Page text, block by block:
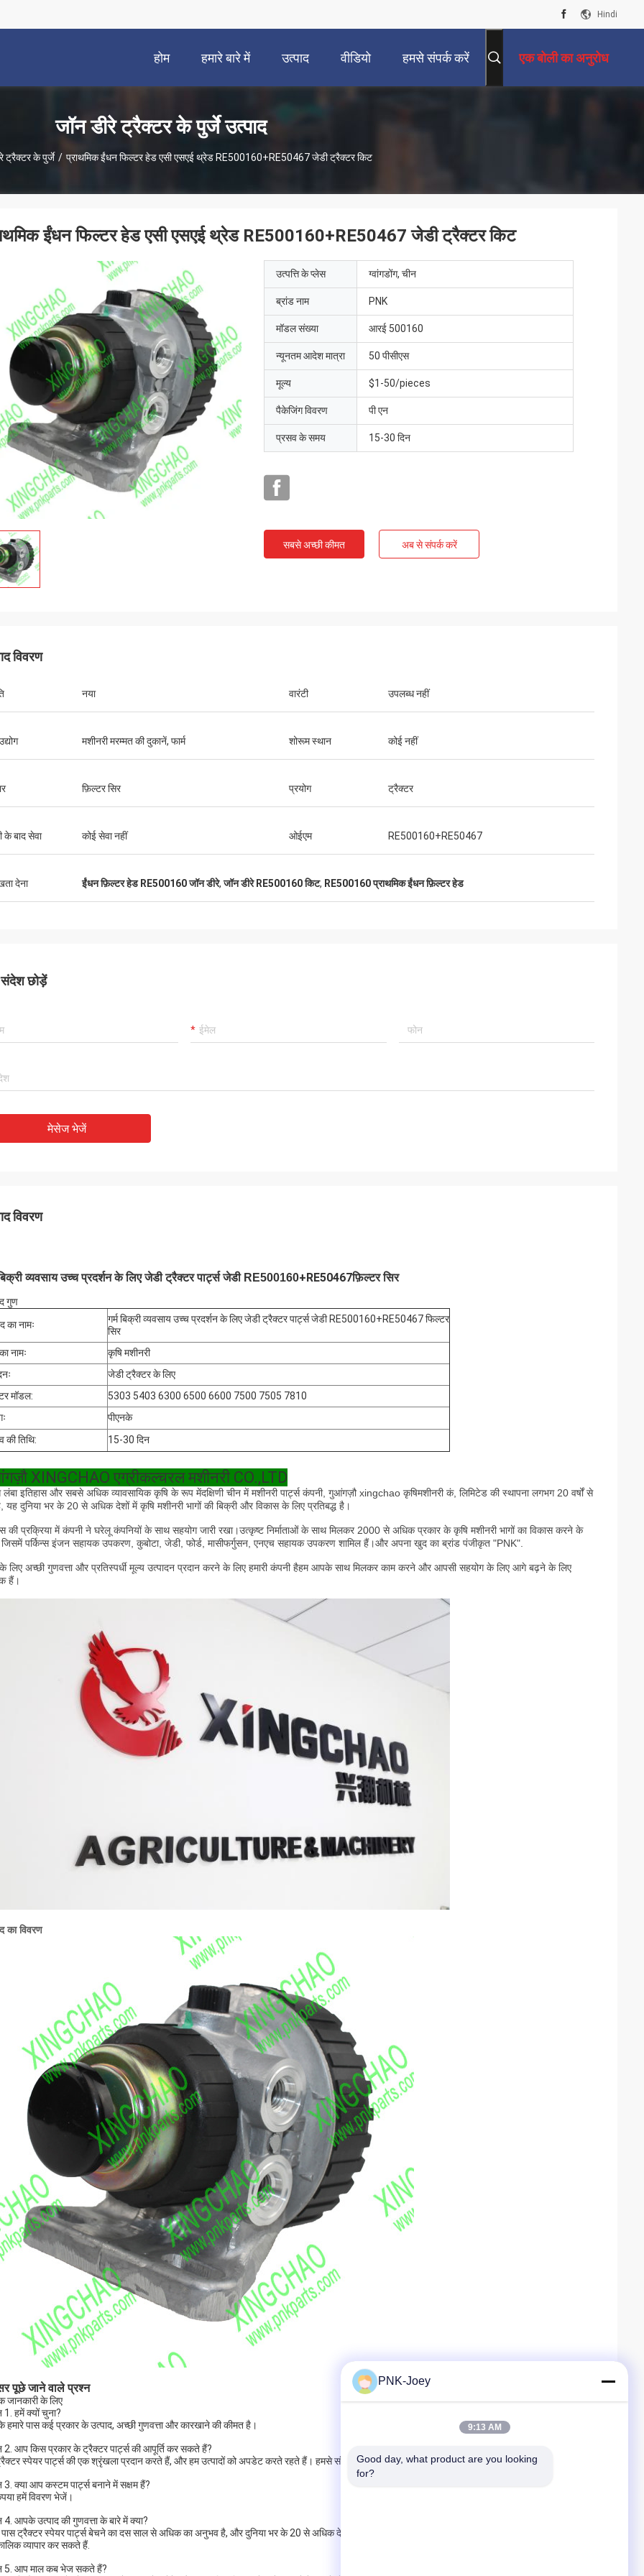
Hindi
होम हमारे बारे में उत्पाद वीडियो हमसे संपर्क करें एक बोली का अनुरोध
जॉन डीरे ट्रैक्टर के पुर्जे उत्पाद
ट्रैक्टर के पुर्जे / प्राथमिक ईंधन फिल्टर हेड एसी एसएई थ्रेड RE500160+RE50467 जेडी ट्रैक्टर किट
ईंधन फिल्टर हेड एसी एसएई थ्रेड RE500160+RE50467 जेडी ट्रैक्टर किट
उत्पत्ति के प्लेस ग्वांगडोंग, चीन
ब्रांड नाम PNK
मॉडल संख्या आरई 500160
न्यूनतम आदेश मात्रा 50 पीसीएस
मूल्य $1-50/pieces
पैकेजिंग विवरण पी एन
प्रसव के समय 15-30 दिन
सबसे अच्छी कीमत अब से संपर्क करें
विवरण
नया वारंटी उपलब्ध नहीं
मशीनरी मरम्मत की दुकानें, फार्म शोरूम स्थान कोई नहीं
फ़िल्टर सिर प्रयोग ट्रैक्टर
के बाद सेवा कोई सेवा नहीं ओईएम RE500160+RE50467
देना ईंधन फ़िल्टर हेड RE500160 जॉन डीरे,जॉन डीरे RE500160 किट, RE500160 प्राथमिक ईंधन फ़िल्टर हेड
छोड़ें
मेसेज भेजें
विवरण
व्यवसाय उच्च प्रदर्शन के लिए जेडी ट्रैक्टर पार्ट्स जेडी RE500160+RE50467फ़िल्टर सिर
गुण
का नामः
गर्म बिक्री व्यवसाय उच्च प्रदर्शन के लिए जेडी ट्रैक्टर पार्ट्स जेडी RE500160+RE50467 फिल्टर
सिर
नामः
कृषि मशीनरी
जेडी ट्रैक्टर के लिए
मॉडल:
5303 5403 6300 6500 6600 7500 7505 7810
पीएनके
की तिथि:
15-30 दिन
XINGCHAO एग्रीकल्चरल मशीनरी CO.,LTD
इतिहास और सबसे अधिक व्यावसायिक कृषि के रूप मेंदक्षिणी चीन में मशीनरी पार्ट्स कंपनी, गुआंगज़ौ xingchao कृषिमशीनरी कं, लिमिटेड की स्थापना लगभग 20 वर्षों से
यह दुनिया भर के 20 से अधिक देशों में कृषि मशीनरी भागों की बिक्री और विकास के लिए प्रतिबद्ध है।
की प्रक्रिया में कंपनी ने घरेलू कंपनियों के साथ सहयोग जारी रखा।उत्कृष्ट निर्माताओं के साथ मिलकर 2000 से अधिक प्रकार के कृषि मशीनरी भागों का विकास करने के
जिसमें पर्किन्स इंजन सहायक उपकरण, कुबोटा, जेडी, फोर्ड, मासीफर्गुसन, एनएच सहायक उपकरण शामिल हैं।और अपना खुद का ब्रांड पंजीकृत "PNK".
अच्छी गुणवत्ता और प्रतिस्पर्धी मूल्य उत्पादन प्रदान करने के लिए हमारी कंपनी हैहम आपके साथ मिलकर काम करने और आपसी सहयोग के लिए आगे बढ़ने के लिए
हैं।
का विवरण
पूछे जाने वाले प्रश्न
जानकारी के लिए
1. हमें क्यों चुना?
हमारे पास कई प्रकार के उत्पाद, अच्छी गुणवत्ता और कारखाने की कीमत है।
2. आप किस प्रकार के ट्रैक्टर पार्ट्स की आपूर्ति कर सकते हैं?
स्पेयर पार्ट्स की एक श्रृंखला प्रदान करते हैं, और हम उत्पादों को अपडेट करते रहते हैं। हमसे संपर्क करें, हम आपको एक इलेक्ट्रॉनिक कैटलॉग भेजेंगे।
3. क्या आप कस्टम पार्ट्स बनाने में सक्षम हैं?
हमें विवरण भेजें।
4. आपके उत्पाद की गुणवत्ता के बारे में क्या?
पास ट्रैक्टर स्पेयर पार्ट्स बेचने का दस साल से अधिक का अनुभव है, और दुनिया भर के 20 से अधिक देशों में ग्राहकों की सेवा की है। गुणवत्ता स्थिर है।कृपया आश्वस्त रहें कि हम
व्यापार कर सकते हैं.
5. आप माल कब भेज सकते हैं?
PNK-Joey
9:13 AM
Good day, what product are you looking
for?